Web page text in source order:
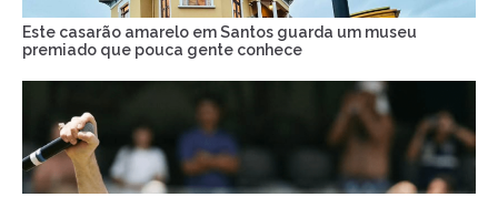
Este casarão amarelo em Santos guarda um museu
premiado que pouca gente conhece